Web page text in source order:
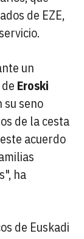
de EZE,
un
Eroski
su seno
de la cesta
acuerdo
ha
de Euskadi